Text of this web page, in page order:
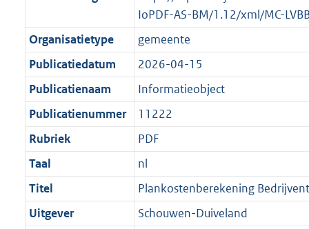
r
m
a
a
t
n
d
t
e
:
2
K
b
IoPDF-AS-BM/1.12/xml/MC-
Organisatietype
gemeente
Publicatiedatum
2026-04-15
Publicatienaam
Informatieobject
Publicatienummer
11222
Rubriek
PDF
Taal
nl
Titel
Plankostenberekening
Uitgever
Schouwen-Duiveland